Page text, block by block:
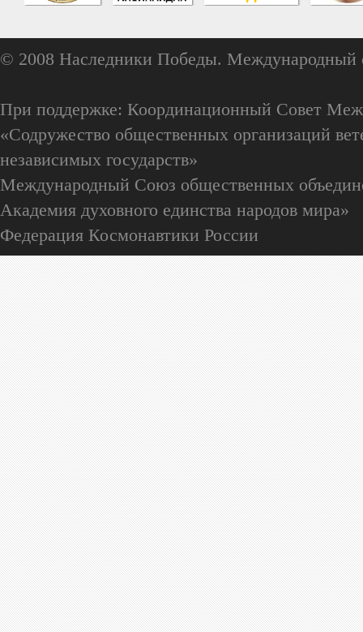
© 2008 Наследники Победы. Международный
При поддержке: Координационный Совет
«Содружество общественных организаций
независимых государств»
Международный Союз общественных
Академия духовного единства народов мира»
Федерация Космонавтики России